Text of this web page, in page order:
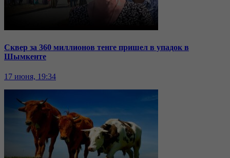
Сквер за 360 миллионов тенге пришел в упадок в
Шымкенте
17 июня, 19:34